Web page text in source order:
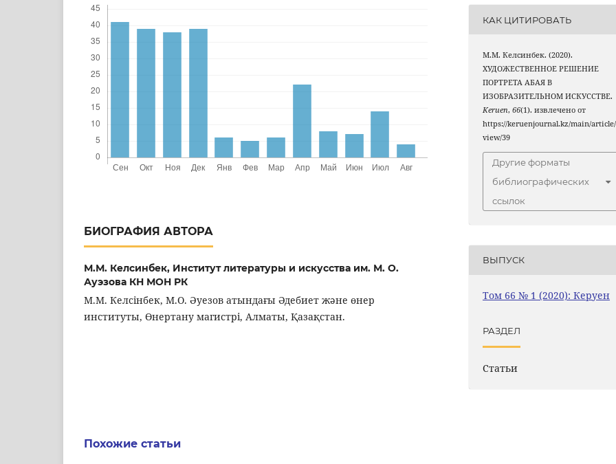
БИОГРАФИЯ АВТОРА
М.М. Келсинбек, Институт литературы и искусства им. М. О.
Ауэзова КН МОН РК
М.М. Келсінбек, М.О. Әуезов атындағы Әдебиет және өнер
институты, Өнертану магистрі, Алматы, Қазақстан.
КАК ЦИТИРОВАТЬ
М.М. Келсинбек. (2020).
ХУДОЖЕСТВЕННОЕ РЕШЕНИЕ
ПОРТРЕТА АБАЯ В
ИЗОБРАЗИТЕЛЬНОМ ИСКУССТВЕ.
Keruen,66(1). извлечено от
https://keruenjournal.kz/main/article/
view/39
Другие форматы
библиографических
ссылок
ВЫПУСК
Том 66 № 1 (2020): Керуен
РАЗДЕЛ
Статьи
Похожие статьи